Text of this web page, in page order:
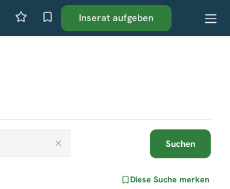
Inserat aufgeben
Suchen
Diese Suche merken